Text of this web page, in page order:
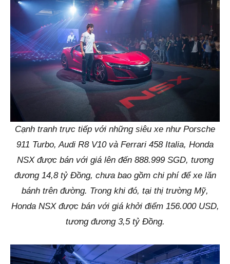
Cạnh tranh trực tiếp với những siêu xe như Porsche
911 Turbo, Audi R8 V10 và Ferrari 458 Italia, Honda
NSX được bán với giá lên đến 888.999 SGD, tương
đương 14,8 tỷ Đồng, chưa bao gồm chi phí để xe lăn
bánh trên đường. Trong khi đó, tại thị trường Mỹ,
Honda NSX được bán với giá khởi điểm 156.000 USD,
tương đương 3,5 tỷ Đồng.